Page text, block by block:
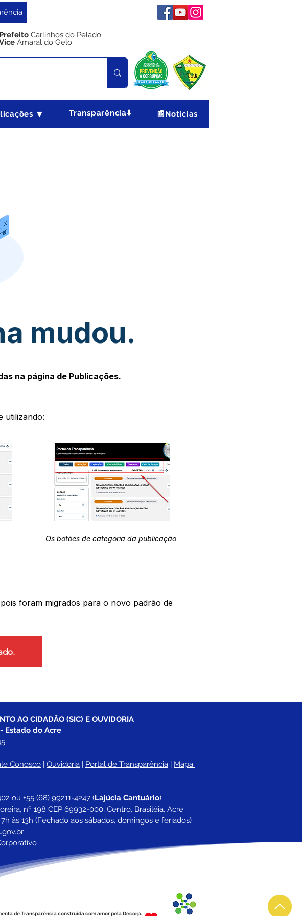
Prefeito Carlinhos do Pelado
Amaral do Gelo
🔽 Transparência⬇️ 📰Notícias
mudou.
na página de Publicações.
utilizando:
Os botões de categoria da publicação
foram migrados para o novo padrão de
AO CIDADÃO (SIC) E OUVIDORIA
Estado do Acre
Conosco | Ouvidoria | Portal de Transparência | Mapa
ou +55 (68) 99211-4247 (Lajúcia Cantuário)
nº 198 CEP 69932-000, Centro, Brasiléia, Acre
às 13h (Fechado aos sábados, domingos e feriados)
de Transparência construída com amor pela Decorp.